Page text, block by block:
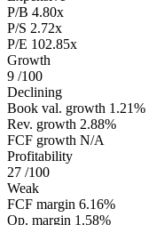
P/B 4.80x
P/S 2.72x
P/E 102.85x
Growth
9 /100
Declining
Book val. growth 1.21%
Rev. growth 2.88%
FCF growth N/A
Profitability
27 /100
Weak
FCF margin 6.16%
Op. margin 1.58%